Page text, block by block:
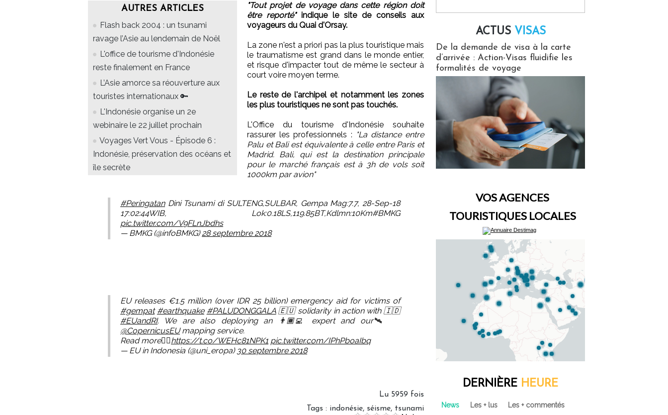
AUTRES ARTICLES
Flash back 2004 : un tsunami
ravage l’Asie au lendemain de Noël
L'office de tourisme d'Indonésie
reste finalement en France
L’Asie amorce sa réouverture aux
touristes internationaux 🔑
L'Indonésie organise un 2e
webinaire le 22 juillet prochain
Voyages Vert Vous - Épisode 6 :
Indonésie, préservation des océans et
île secrète
"Tout projet de voyage dans cette région doit
être reporté" indique le site de conseils aux
voyageurs du Quai d'Orsay.
La zone n'est a priori pas la plus touristique mais
le traumatisme est grand dans le monde entier,
et risque d'impacter tout de même le secteur à
court voire moyen terme.
Le reste de l'archipel et notamment les zones
les plus touristiques ne sont pas touchés.
L'Office du tourisme d'Indonésie souhaite
rassurer les professionnels : "La distance entre
Palu et Bali est équivalente à celle entre Paris et
Madrid. Bali, qui est la destination principale
pour le marché français est à 3h de vols soit
1000km par avion"
#PeringatanDini Tsunami di SULTENG,SULBAR, Gempa Mag:7.7, 28-Sep-18
17:02:44WIB, Lok:0.18LS,119.85BT,Kdlmn:10Km#BMKG
pic.twitter.com/V9FLnJbdhs
— BMKG (@infoBMKG)28 septembre 2018
EU releases €1.5 million (over IDR 25 billion) emergency aid for victims of
#gempat #earthquake #PALUDONGGALA🇪🇺 solidarity in action with 🇮🇩
#EUandRI. We are also deploying an 👨🏾‍💻 expert and our🛰️
@CopernicusEUmapping service.
Read more👇🏾https://t.co/WEHc81NPK1 pic.twitter.com/IPhPboaIbq
— EU in Indonesia (@uni_eropa) 30 septembre 2018
Lu 5959 fois
Tags : indonésie, séisme, tsunami
ACTUS VISAS
De la demande de visa à la carte
d’arrivée : Action-Visas fluidifie les
formalités de voyage
VOS AGENCES
TOURISTIQUES LOCALES
DERNIÈRE HEURE
News Les + lus Les + commentés